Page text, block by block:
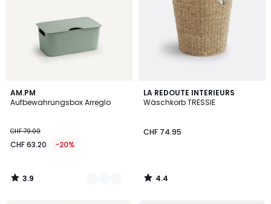
AM.PM
Aufbewahrungsbox Arreglo
CHF 79.00
CHF 63.20 -20%
3.9
/ 5
5
Farben
3.9
/
LA REDOUTE INTERIEURS
Wäschkorb TRESSIE
CHF 74.95
4.4
/ 5
4.4
/